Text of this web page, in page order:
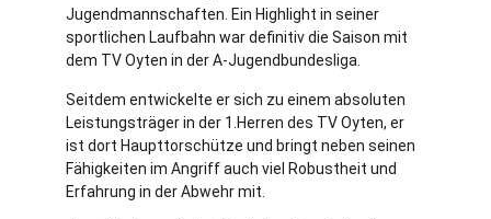
Jugendmannschaften. Ein Highlight in seiner
sportlichen Laufbahn war definitiv die Saison mit
dem TV Oyten in der A-Jugendbundesliga.
Seitdem entwickelte er sich zu einem absoluten
Leistungsträger in der 1.Herren des TV Oyten, er
ist dort Haupttorschütze und bringt neben seinen
Fähigkeiten im Angriff auch viel Robustheit und
Erfahrung in der Abwehr mit.